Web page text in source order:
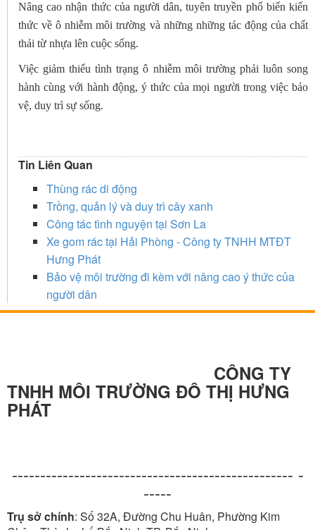
Nâng cao nhận thức của người dân, tuyên truyền phổ biến kiến
thức về ô nhiễm môi trường và những những tác động của chất
thải từ nhựa lên cuộc sống.
Việc giảm thiểu tình trạng ô nhiễm môi trường phải luôn song
hành cùng với hành động, ý thức của mọi người trong việc bảo
vệ, duy trì sự sống.
Tin Liên Quan
Thùng rác di động
Trồng, quản lý và duy trì cây xanh
Công tác tình nguyện tại Sơn La
Xe gom rác tại Hải Phòng - Công ty TNHH MTĐT
Hưng Phát
Bảo vệ môi trường đi kèm với nâng cao ý thức của
người dân
CÔNG TY
TNHH MÔI TRƯỜNG ĐÔ THỊ HƯNG
PHÁT
-------------------------------------------------- -
-----
Trụ sở chính: Số 32A, Đường Chu Huân, Phường Kim